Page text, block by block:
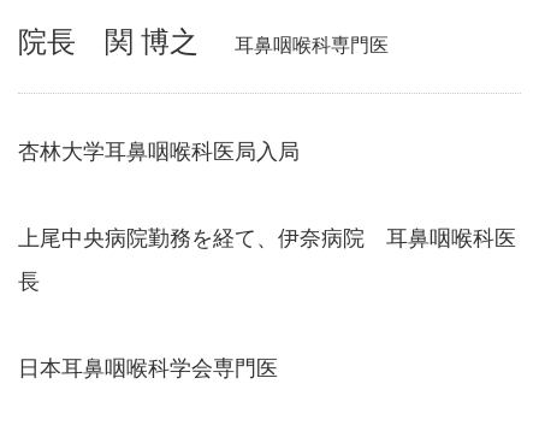
院長 関 博之 耳鼻咽喉科専門医
杏林大学耳鼻咽喉科医局入局
上尾中央病院勤務を経て、伊奈病院 耳鼻咽喉科医
長
日本耳鼻咽喉科学会専門医
鼻骨骨折